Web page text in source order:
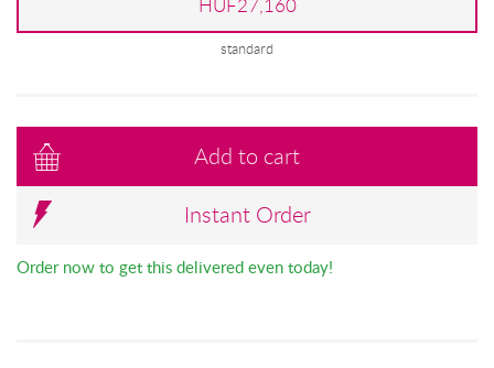
HUF27,160
standard
Add to cart
Instant Order
Order now to get this delivered even today!